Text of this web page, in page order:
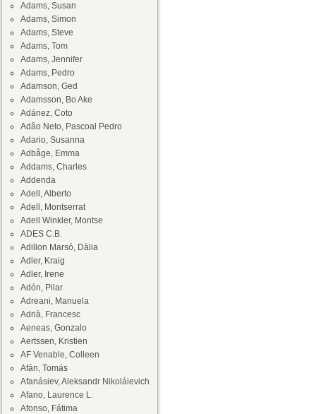
Adams, Susan
Adams, Simon
Adams, Steve
Adams, Tom
Adams, Jennifer
Adams, Pedro
Adamson, Ged
Adamsson, Bo Ake
Adánez, Coto
Adâo Neto, Pascoal Pedro
Adario, Susanna
Adbåge, Emma
Addams, Charles
Addenda
Adell, Alberto
Adell, Montserrat
Adell Winkler, Montse
ADES C.B.
Adillon Marsó, Dàlia
Adler, Kraig
Adler, Irene
Adón, Pilar
Adreani, Manuela
Adrià, Francesc
Aeneas, Gonzalo
Aertssen, Kristien
AF Venable, Colleen
Afán, Tomás
Afanásiev, Aleksandr Nikoláievich
Afano, Laurence L.
Afonso, Fátima